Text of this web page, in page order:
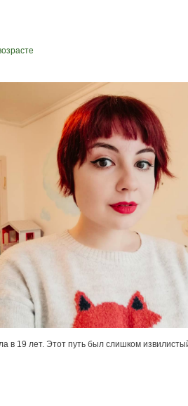
в 19 лет. Этот путь был слишком